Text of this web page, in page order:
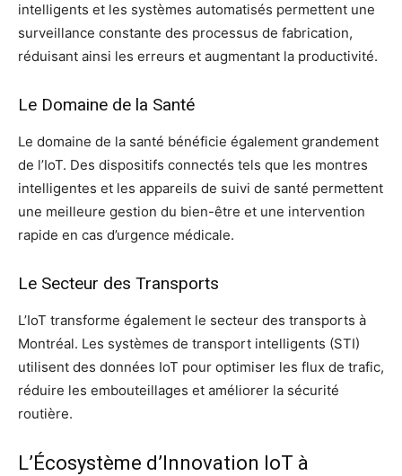
intelligents et les systèmes automatisés permettent une
surveillance constante des processus de fabrication,
réduisant ainsi les erreurs et augmentant la productivité.
Le Domaine de la Santé
Le domaine de la santé bénéficie également grandement
de l’IoT. Des dispositifs connectés tels que les montres
intelligentes et les appareils de suivi de santé permettent
une meilleure gestion du bien-être et une intervention
rapide en cas d’urgence médicale.
Le Secteur des Transports
L’IoT transforme également le secteur des transports à
Montréal. Les systèmes de transport intelligents (STI)
utilisent des données IoT pour optimiser les flux de trafic,
réduire les embouteillages et améliorer la sécurité
routière.
L’Écosystème d’Innovation IoT à